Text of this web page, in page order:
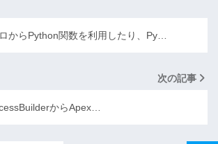
からPython関数を利用したり、Py…
次の記事
からApex…